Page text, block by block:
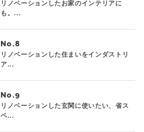
リノベーションしたお家のインテリアに
も。...
No.
リノベーションした住まいをインダストリ
ア...
No.
リノベーションした玄関に使いたい、省ス
ペ...